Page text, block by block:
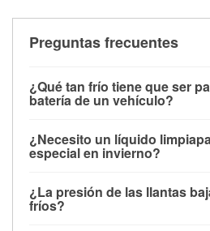
Preguntas frecuentes
¿Qué tan frío tiene que ser
batería de un vehículo?
debajo de los 32 °F y puede
su potencia de arranque cerca
arranque.
¿Necesito un líquido
especial en invierno?
la congelación y ayuda a
derretida en la carretera para
¿La presión de las llantas
fríos?